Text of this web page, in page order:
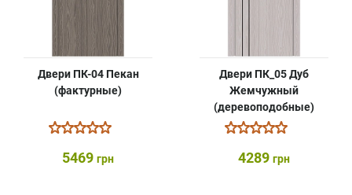
Двери ПК-04 Пекан
(фактурные)
5469 грн
Двери ПК_05 Дуб
Жемчужный
(деревоподобные)
4289 грн